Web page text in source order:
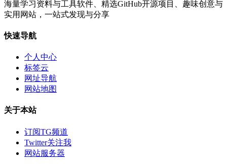
海量学习资料与工具软件、精选GitHub开源项目、趣味创意与
实用网站，一站式发现与分享
快速导航
个人中心
标签云
网址导航
网站地图
关于本站
订阅TG频道
Twitter关注我
网站服务器